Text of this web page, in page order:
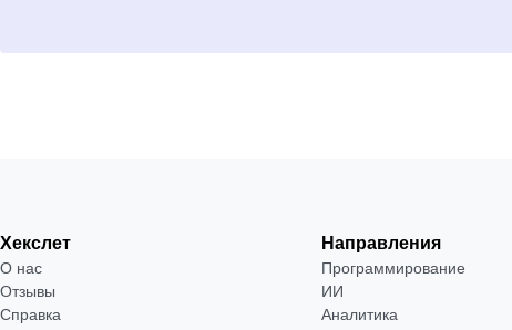
Хекслет
О нас
Отзывы
Справка
Направления
Программирование
ИИ
Аналитика